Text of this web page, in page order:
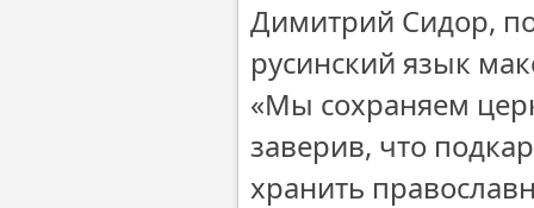
Димитрий Сидор,
русинский язык
«Мы сохраняем
заверив, что
хранить